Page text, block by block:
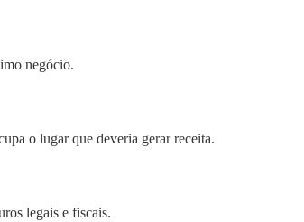
negócio.
o lugar que deveria gerar receita.
legais e fiscais.